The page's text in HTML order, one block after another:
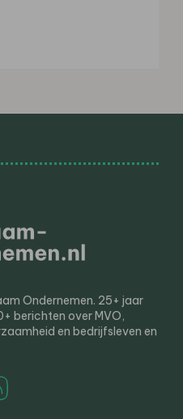
Ondernemen. 25+ jaar
berichten over MVO,
en bedrijfsleven en